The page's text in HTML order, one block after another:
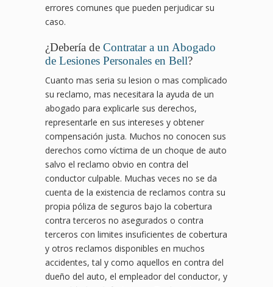
errores comunes que pueden perjudicar su
caso.
¿Debería de Contratar a un Abogado
de Lesiones Personales en Bell?
Cuanto mas seria su lesion o mas complicado
su reclamo, mas necesitara la ayuda de un
abogado para explicarle sus derechos,
representarle en sus intereses y obtener
compensación justa. Muchos no conocen sus
derechos como víctima de un choque de auto
salvo el reclamo obvio en contra del
conductor culpable. Muchas veces no se da
cuenta de la existencia de reclamos contra su
propia póliza de seguros bajo la cobertura
contra terceros no asegurados o contra
terceros con limites insuficientes de cobertura
y otros reclamos disponibles en muchos
accidentes, tal y como aquellos en contra del
dueño del auto, el empleador del conductor, y